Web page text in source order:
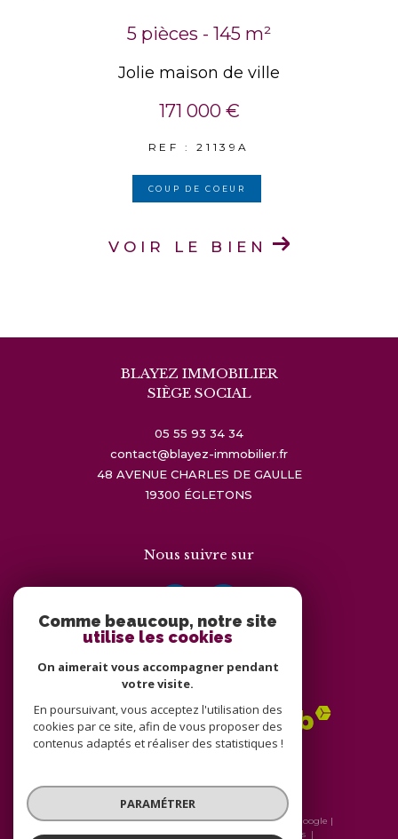
5 pièces - 145 m²
Jolie maison de ville
171 000 €
REF : 21139A
COUP DE COEUR
VOIR LE BIEN
BLAYEZ IMMOBILIER
SIÈGE SOCIAL
05 55 93 34 34
contact@blayez-immobilier.fr
48 AVENUE CHARLES DE GAULLE
19300
ÉGLETONS
Nous suivre sur
Adhérents
© 2026 | Tous droits réservés | Traduction powered by Google |
Nos honoraires
Plan du site Mentions légales
Comme beaucoup, notre site
utilise les cookies
On aimerait vous accompagner pendant
votre visite.
En poursuivant, vous acceptez l'utilisation des
cookies par ce site, afin de vous proposer des
contenus adaptés et réaliser des statistiques !
PARAMÉTRER